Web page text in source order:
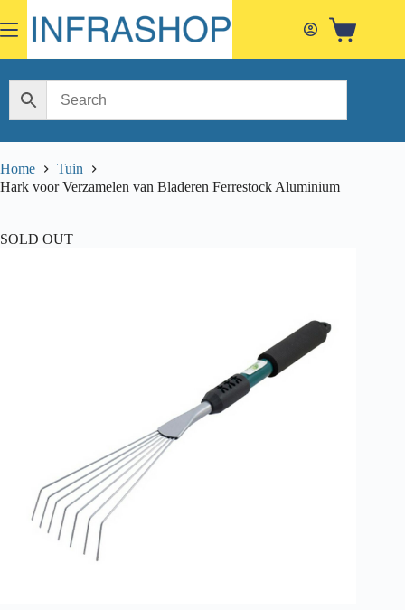
to
content
Shopping
Home
Tuin
Hark voor Verzamelen van Bladeren Ferrestock Aluminium
SOLD OUT